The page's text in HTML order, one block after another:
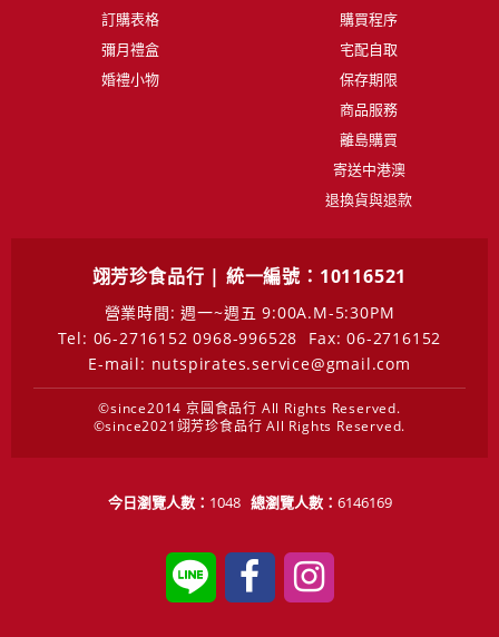
訂購表格
彌月禮盒
婚禮小物
購買程序
宅配自取
保存期限
商品服務
離島購買
寄送中港澳
退換貨與退款
翊芳珍食品行 | 統一編號：10116521
營業時間: 週一~週五 9:00A.M-5:30PM
Tel: 06-2716152 0968-996528
Fax: 06-2716152
E-mail: nutspirates.service@gmail.com
©since2014 京圓食品行 All Rights Reserved.
©since2021翊芳珍食品行 All Rights Reserved.
今日瀏覽人數： 1048 總瀏覽人數： 6146169